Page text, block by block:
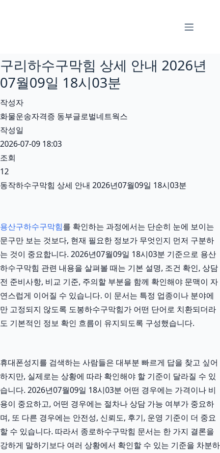
건
너
뛰
기
구리하수구막힘 상세 안내 2026년
07월09일 18시03분
작성자
화물운송자격증 동부글로벌네트웍스
작성일
2026-07-09 18:03
조회
12
동작하수구막힘 상세 안내 2026년07월09일 18시03분
용산구하수구막힘를 확인하는 과정에서는 단순히 눈에 보이는
문구만 보는 것보다, 현재 필요한 정보가 무엇인지 먼저 구분하
는 것이 중요합니다. 2026년07월09일 18시03분 기준으로 용산
하수구막힘 관련 내용을 살펴볼 때는 기본 설명, 조건 확인, 상담
전 준비사항, 비교 기준, 주의할 부분을 함께 확인해야 문맥이 자
연스럽게 이어질 수 있습니다. 이 문서는 특정 업종이나 분야에
만 고정되지 않도록 도봉하수구막힘가 어떤 단어로 치환되더라
도 기본적인 정보 확인 흐름이 유지되도록 구성했습니다.
휴대폰성지를 검색하는 사람들은 대부분 빠르게 답을 찾고 싶어
하지만, 실제로는 상황에 따라 확인해야 할 기준이 달라질 수 있
습니다. 2026년07월09일 18시03분 어떤 경우에는 가격이나 비
용이 중요하고, 어떤 경우에는 절차나 상담 가능 여부가 중요하
며, 또 다른 경우에는 안전성, 신뢰도, 후기, 운영 기준이 더 중요
할 수 있습니다. 따라서 종로하수구막힘 문서는 한 가지 결론을
강하게 말하기보다 여러 상황에서 확인할 수 있는 기준을 차분하